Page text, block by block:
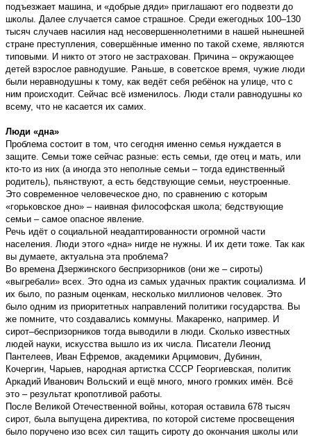
подъезжает машина, и «добрые дяди» приглашают его подвезти до
школы. Далее случается самое страшное. Среди ежегодных 100–130
тысяч случаев насилия над несовершеннолетними в нашей нынешней
стране преступления, совершённые именно по такой схеме, являются
типовыми. И никто от этого не застрахован. Причина – окружающее
детей взрослое равнодушие. Раньше, в советское время, чужие люди
были неравнодушны к тому, как ведёт себя ребёнок на улице, что с
ним происходит. Сейчас всё изменилось. Люди стали равнодушны ко
всему, что не касается их самих.
Люди «дна»
Проблема состоит в том, что сегодня именно семья нуждается в
защите. Семьи тоже сейчас разные: есть семьи, где отец и мать, или
кто-то из них (а иногда это неполные семьи – тогда единственный
родитель), пьянствуют, а есть бедствующие семьи, неустроенные.
Это современное человеческое дно, по сравнению с которым
«горьковское дно» – наивная философская школа; бедствующие
семьи – самое опасное явление.
Речь идёт о социальной неадаптированности огромной части
населения. Люди этого «дна» нигде не нужны. И их дети тоже. Так как
вы думаете, актуальна эта проблема?
Во времена Дзержинского беспризорников (они же – сироты)
«выгребали» всех. Это одна из самых удачных практик социализма. И
их было, по разным оценкам, несколько миллионов человек. Это
было одним из приоритетных направлений политики государства. Вы
же помните, что создавались коммуны. Макаренко, например. И
сирот–беспризорников тогда выводили в люди. Сколько известных
людей науки, искусства вышло из их числа. Писатели Леонид
Пантелеев, Иван Ефремов, академики Арцимович, Дубинин,
Кочергин, Чарыев, народная артистка СССР Георгиевская, политик
Аркадий Иванович Вольский и ещё много, много громких имён. Всё
это – результат кропотливой работы.
После Великой Отечественной войны, которая оставила 678 тысяч
сирот, была выпущена директива, по которой системе просвещения
было поручено изо всех сил тащить сироту до окончания школы или